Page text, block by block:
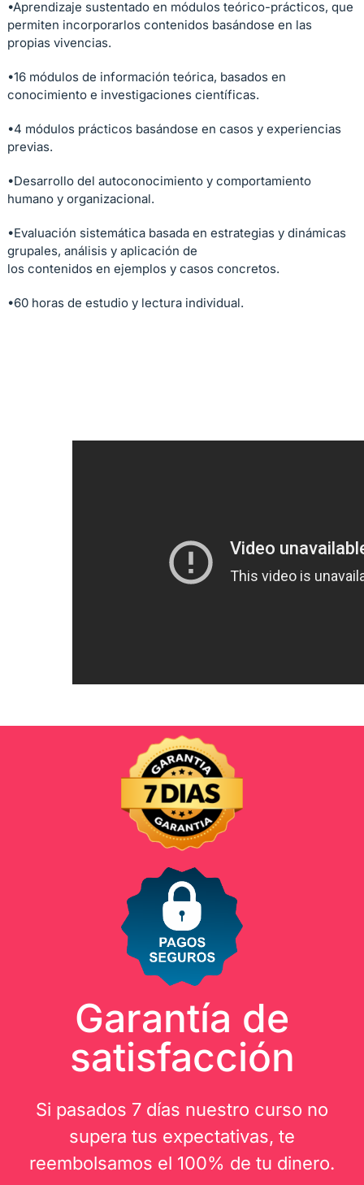
•Aprendizaje sustentado en módulos teórico-prácticos, que
permiten incorporarlos contenidos basándose en las
propias vivencias.
•16 módulos de información teórica, basados en
conocimiento e investigaciones científicas.
•4 módulos prácticos basándose en casos y experiencias
previas.
•Desarrollo del autoconocimiento y comportamiento
humano y organizacional.
•Evaluación sistemática basada en estrategias y dinámicas
grupales, análisis y aplicación de
los contenidos en ejemplos y casos concretos.
•60 horas de estudio y lectura individual.
Garantía de
satisfacción
Si pasados 7 días nuestro curso no
supera tus expectativas, te
reembolsamos el 100% de tu dinero.